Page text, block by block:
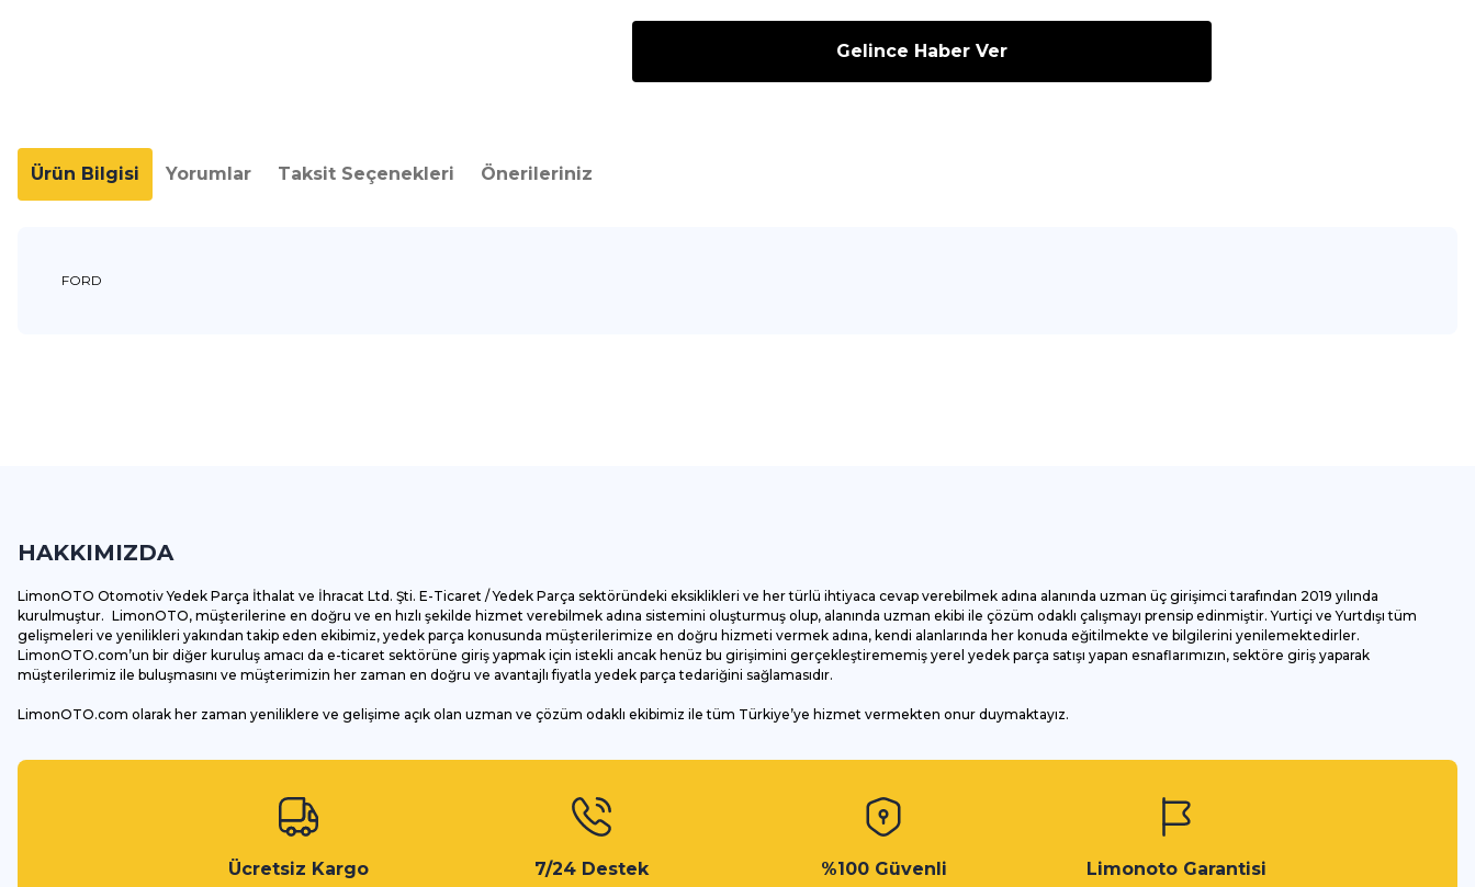
Gelince Haber Ver
Ürün Bilgisi Yorumlar Taksit Seçenekleri Önerileriniz
FORD
Ürün bilgilerinde hatalar bulunuyor.
Bu ürüne benzer farklı alternatifler olmalı.
Gönder
HAKKIMIZDA
LimonOTO Otomotiv Yedek Parça İthalat ve İhracat Ltd. Şti. E-Ticaret / Yedek Parça sektöründeki eksiklikleri ve her türlü ihtiyaca cevap verebilmek adına alanında uzman üç girişimci tarafından 2019 yılında
kurulmuştur. LimonOTO, müşterilerine en doğru ve en hızlı şekilde hizmet verebilmek adına sistemini oluşturmuş olup, alanında uzman ekibi ile çözüm odaklı çalışmayı prensip edinmiştir. Yurtiçi ve Yurtdışı tüm
gelişmeleri ve yenilikleri yakından takip eden ekibimiz, yedek parça konusunda müşterilerimize en doğru hizmeti vermek adına, kendi alanlarında her konuda eğitilmekte ve bilgilerini yenilemektedirler.
LimonOTO.com’un bir diğer kuruluş amacı da e-ticaret sektörüne giriş yapmak için istekli ancak henüz bu girişimini gerçekleştirememiş yerel yedek parça satışı yapan esnaflarımızın, sektöre giriş yaparak
müşterilerimiz ile buluşmasını ve müşterimizin her zaman en doğru ve avantajlı fiyatla yedek parça tedariğini sağlamasıdır.
LimonOTO.com olarak her zaman yeniliklere ve gelişime açık olan uzman ve çözüm odaklı ekibimiz ile tüm Türkiye’ye hizmet vermekten onur duymaktayız.
Ücretsiz Kargo 7/24 Destek %100 Güvenli Limonoto Garantisi